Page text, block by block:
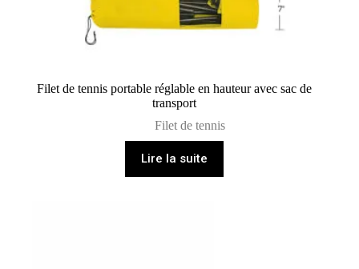
Filet de tennis portable réglable en hauteur avec sac de
transport
Filet de tennis
Lire la suite